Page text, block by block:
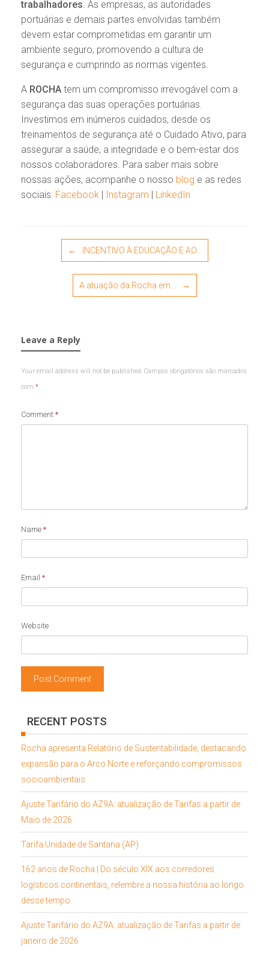
trabalhadores. As empresas, as autoridades
portuárias e demais partes envolvidas também
devem estar comprometidas em garantir um
ambiente seguro, promovendo a cultura de
segurança e cumprindo as normas vigentes.
A ROCHA tem um compromisso irrevogável com a
segurança das suas operações portuárias.
Investimos em inúmeros cuidados, desde os
treinamentos de segurança até o Cuidado Ativo, para
assegurar a saúde, a integridade e o bem-estar dos
nossos colaboradores. Para saber mais sobre
nossas ações, acompanhe o nosso blog e as redes
sociais: Facebook | Instagram | LinkedIn
Post navigation
← INCENTIVO À EDUCAÇÃO E AO…
A atuação da Rocha em… →
Leave a Reply
Your email address will not be published. Campos obrigatórios são marcados
com *
Comment *
Name *
Email *
Website
RECENT POSTS
Rocha apresenta Relatório de Sustentabilidade, destacando
expansão para o Arco Norte e reforçando compromissos
socioambientais
Ajuste Tarifário do AZ9A: atualização de Tarifas a partir de
Maio de 2026
Tarifa Unidade de Santana (AP)
162 anos de Rocha | Do século XIX aos corredores
logísticos continentais, relembre a nossa história ao longo
desse tempo
Ajuste Tarifário do AZ9A: atualização de Tarifas a partir de
janeiro de 2026